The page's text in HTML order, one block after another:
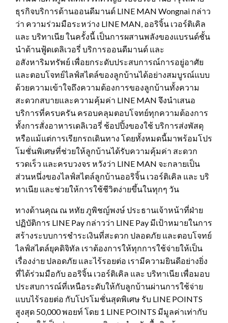
ธุรกิจบริการด้านออนดีมานด์ LINE MAN Wongnai กล่าว
ว่า ความร่วมมือระหว่าง LINE MAN, ออริจิ้น เวอร์ติเคิล
และ บริทาเนีย ในครั้งนี้ เป็นการผสานพลังของแบรนด์ชั้น
นำด้านฟู้ดเดลิเวอรี่ บริการออนดีมานด์ และ
อสังหาริมทรัพย์ เพื่อยกระดับประสบการณ์การอยู่อาศัย
และตอบโจทย์ไลฟ์สไตล์ของลูกบ้านได้อย่างสมบูรณ์แบบ
ด้วยความเข้าใจถึงความต้องการของลูกบ้านทั้งความ
สะดวกสบายและความคุ้มค่า LINE MAN จึงนำเสนอ
บริการที่ครบครัน ครอบคลุมตอบโจทย์ทุกความต้องการ
ทั้งการสั่งอาหารเดลิเวอรี่ ช้อปปิ้งของใช้ บริการส่งพัสดุ
หรือแม้แต่การเรียกรถเดินทาง โดยทั้งหมดนี้มาพร้อมโปร
โมชั่นพิเศษที่ช่วยให้ลูกบ้านได้รับความคุ้มค่า สะดวก
รวดเร็ว และครบวงจร หวังว่า LINE MAN จะกลายเป็น
ส่วนหนึ่งของไลฟ์สไตล์ลูกบ้านออริจิ้น เวอร์ติเคิล และ บริ
ทาเนีย และช่วยให้การใช้ชีวิตง่ายขึ้นในทุกๆ วัน
ทางด้านคุณ ณ หทัย ภูพิชญ์พงษ์ ประธานเจ้าหน้าที่ฝ่าย
ปฏิบัติการ LINE Pay กล่าวว่า LINE Pay มีเป้าหมายในการ
สร้างระบบการชำระเงินที่สะดวก ปลอดภัย และตอบโจทย์
ไลฟ์สไตล์ยุคดิจิทัล เราต้องการให้ทุกการใช้จ่ายให้เป็น
เรื่องง่าย ปลอดภัย และไร้รอยต่อ เรามีความยินดีอย่างยิ่ง
ที่ได้ร่วมมือกับ ออริจิ้น เวอร์ติเคิล และ บริทาเนีย เพื่อมอบ
ประสบการณ์ที่เหนือระดับให้กับลูกบ้านผ่านการใช้จ่าย
แบบไร้รอยต่อ กับโปรโมชั่นสุดพิเศษ รับ LINE POINTS
สูงสุด 50,000 พอยท์ โดย 1 LINE POINTS มีมูลค่าเท่ากับ